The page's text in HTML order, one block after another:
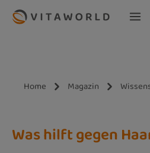
Zum Hauptinhalt springen
Home Magazin
Was hilft gegen